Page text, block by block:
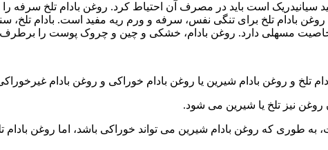
سیانیدریک است باید در مصرف آن احتیاط کرد. روغن بادام تلخ سرفه
بادام تلخ برای تنگی نفس، سرفه و ورم ریه مفید است. بادام تلخ،
مسهلی دارد. روغن بادام، خشکی و چین و چروک پوست را
و روغن بادام شیرین یا روغن بادام خوراکی و روغن بادام
روغن نیز تلخ یا شیرین می شود.
طوری که روغن بادام شیرین می تواند خوراکی باشد، اما روغن بادام